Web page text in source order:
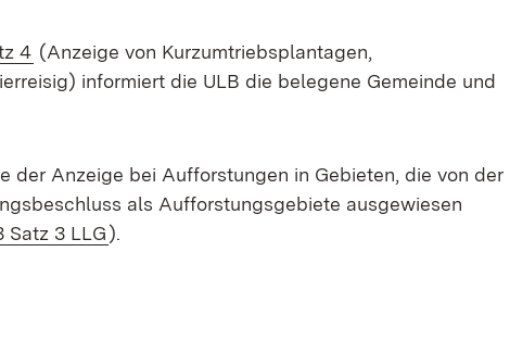
4 (Anzeige von Kurzumtriebsplantagen,
informiert die ULB die belegene Gemeinde und
der Anzeige bei Aufforstungen in Gebieten, die von der
als Aufforstungsgebiete ausgewiesen
Satz 3 LLG).